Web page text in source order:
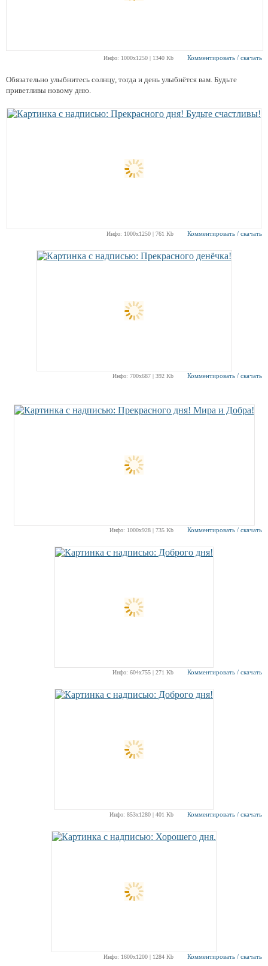
Инфо: 1000х1250 | 1340 Kb Комментировать / скачать
Обязательно улыбнитесь солнцу, тогда и день улыбнётся вам. Будьте
приветливы новому дню.
Инфо: 1000х1250 | 761 Kb Комментировать / скачать
Инфо: 700х687 | 392 Kb Комментировать / скачать
Инфо: 1000х928 | 735 Kb Комментировать / скачать
Инфо: 604х755 | 271 Kb Комментировать / скачать
Инфо: 853х1280 | 401 Kb Комментировать / скачать
Инфо: 1600х1200 | 1284 Kb Комментировать / скачать